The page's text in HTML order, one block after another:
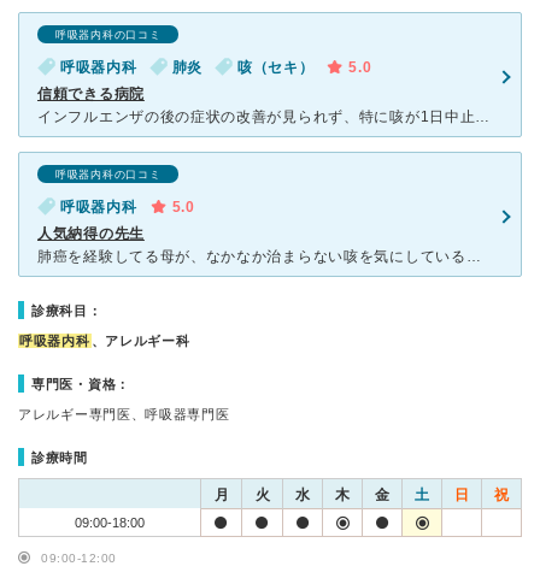
呼吸器内科の口コミ
呼吸器内科 肺炎 咳（セキ）
5.0
信頼できる病院
インフルエンザの後の症状の改善が見られず、特に咳が1日中止まらなかったのでお電話で予約して受診しました。 院内は思ってたより広く、新しくはないですが清潔感のある病院でした。 初めに看護師さんに細か
呼吸器内科の口コミ
呼吸器内科
5.0
人気納得の先生
肺癌を経験してる母が、なかなか治まらない咳を気にしているので良き先生が居ぬかと探した先生がこちら。 何を見ても評判が良く、メディアにも沢山出ていらっしゃる先生なので何時受診出来るか不安でしたが、予約
診療科目：
呼吸器内科 、アレルギー科
専門医・資格：
アレルギー専門医、呼吸器専門医
診療時間
月 火 水 木 金 土 日 祝
09:00-18:00
09:00-12:00